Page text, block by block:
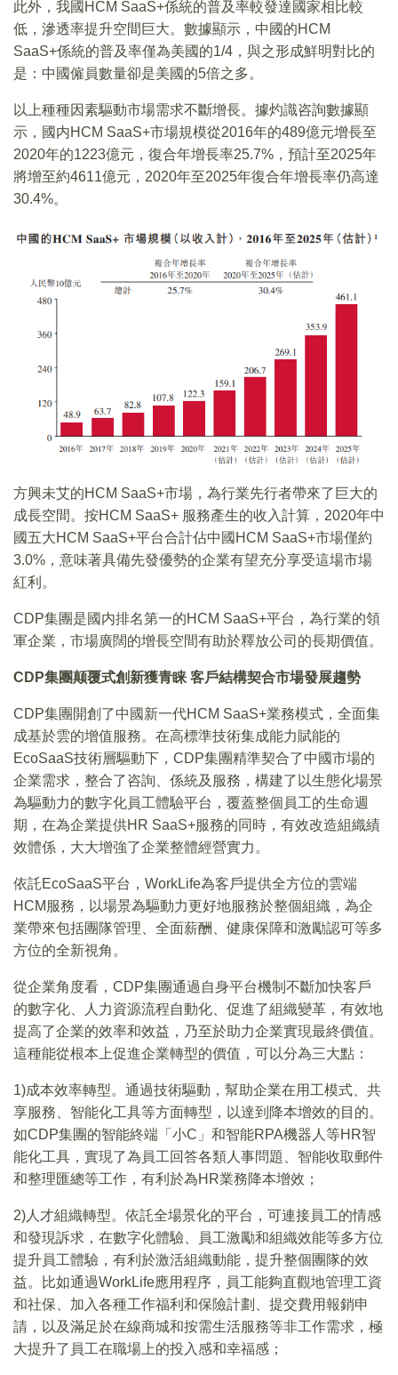
此外，我國HCM SaaS+係統的普及率較發達國家相比較
低，滲透率提升空間巨大。數據顯示，中國的HCM
SaaS+係統的普及率僅為美國的1/4，與之形成鮮明對比的
是：中國僱員數量卻是美國的5倍之多。
以上種種因素驅動市場需求不斷增長。據灼識咨詢數據顯
示，國内HCM SaaS+市場規模從2016年的489億元增長至
2020年的1223億元，復合年增長率25.7%，預計至2025年
將增至約4611億元，2020年至2025年復合年增長率仍高達
30.4%。
方興未艾的HCM SaaS+市場，為行業先行者帶來了巨大的
成長空間。按HCM SaaS+ 服務產生的收入計算，2020年中
國五大HCM SaaS+平台合計佔中國HCM SaaS+市場僅約
3.0%，意味著具備先發優勢的企業有望充分享受這場市場
紅利。
CDP集團是國内排名第一的HCM SaaS+平台，為行業的領
軍企業，市場廣闊的增長空間有助於釋放公司的長期價值。
CDP集團颠覆式創新獲青睐 客戶結構契合市場發展趨勢
CDP集團開創了中國新一代HCM SaaS+業務模式，全面集
成基於雲的增值服務。在高標準技術集成能力賦能的
EcoSaaS技術層驅動下，CDP集團精準契合了中國市場的
企業需求，整合了咨詢、係統及服務，構建了以生態化場景
為驅動力的數字化員工體驗平台，覆蓋整個員工的生命週
期，在為企業提供HR SaaS+服務的同時，有效改造組織績
效體係，大大增強了企業整體經營實力。
依託EcoSaaS平台，WorkLife為客戶提供全方位的雲端
HCM服務，以場景為驅動力更好地服務於整個組織，為企
業帶來包括團隊管理、全面薪酬、健康保障和激勵認可等多
方位的全新視角。
從企業角度看，CDP集團通過自身平台機制不斷加快客戶
的數字化、人力資源流程自動化、促進了組織變革，有效地
提高了企業的效率和效益，乃至於助力企業實現最終價值。
這種能從根本上促進企業轉型的價值，可以分為三大點：
1)成本效率轉型。通過技術驅動，幫助企業在用工模式、共
享服務、智能化工具等方面轉型，以達到降本增效的目的。
如CDP集團的智能終端「小C」和智能RPA機器人等HR智
能化工具，實現了為員工回答各類人事問題、智能收取郵件
和整理匯總等工作，有利於為HR業務降本增效；
2)人才組織轉型。依託全場景化的平台，可連接員工的情感
和發現訴求，在數字化體驗、員工激勵和組織效能等多方位
提升員工體驗，有利於激活組織動能，提升整個團隊的效
益。比如通過WorkLife應用程序，員工能夠直觀地管理工資
和社保、加入各種工作福利和保險計劃、提交費用報銷申
請，以及滿足於在線商城和按需生活服務等非工作需求，極
大提升了員工在職場上的投入感和幸福感；